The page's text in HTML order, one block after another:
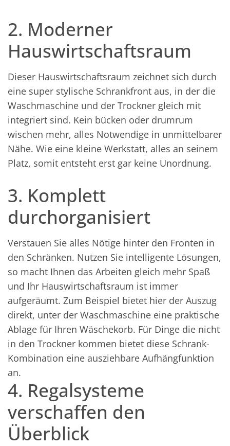
2. Moderner
Hauswirtschaftsraum
Dieser Hauswirtschaftsraum zeichnet sich durch
eine super stylische Schrankfront aus, in der die
Waschmaschine und der Trockner gleich mit
integriert sind. Kein bücken oder drumrum
wischen mehr, alles Notwendige in unmittelbarer
Nähe. Wie eine kleine Werkstatt, alles an seinem
Platz, somit entsteht erst gar keine Unordnung.
3. Komplett
durchorganisiert
Verstauen Sie alles Nötige hinter den Fronten in
den Schränken. Nutzen Sie intelligente Lösungen,
so macht Ihnen das Arbeiten gleich mehr Spaß
und Ihr Hauswirtschaftsraum ist immer
aufgeräumt. Zum Beispiel bietet hier der Auszug
direkt, unter der Waschmaschine eine praktische
Ablage für Ihren Wäschekorb. Für Dinge die nicht
in den Trockner kommen bietet diese Schrank-
Kombination eine ausziehbare Aufhängfunktion
an.
4. Regalsysteme
verschaffen den
Überblick